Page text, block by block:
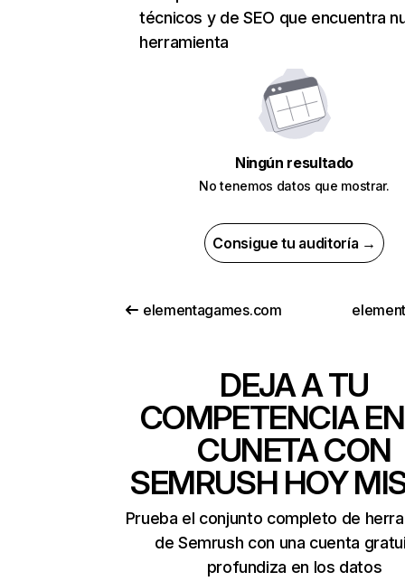
técnicos y de SEO que encuentra
herramienta
Ningún resultado
No tenemos datos que mostrar.
Consigue tu auditoría →
elementagames.com
DEJA A TU
COMPETENCIA
CUNETA CON
SEMRUSH HOY
Prueba el conjunto completo de
de Semrush con una cuenta
profundiza en los datos